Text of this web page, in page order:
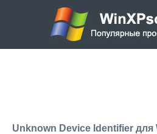
Unknown Device Identifier для